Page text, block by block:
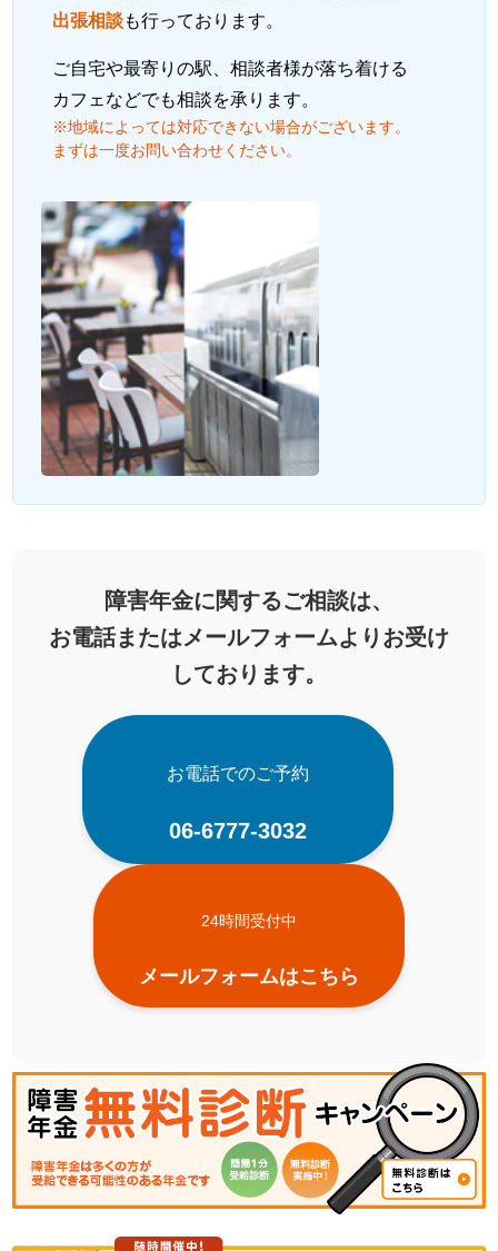
出張相談も行っております。
ご自宅や最寄りの駅、相談者様が落ち着ける
カフェなどでも相談を承ります。
※地域によっては対応できない場合がございます。
まずは一度お問い合わせください。
障害年金に関するご相談は、
お電話またはメールフォームよりお受け
しております。
お電話でのご予約
06-6777-3032
24時間受付中
メールフォームはこちら